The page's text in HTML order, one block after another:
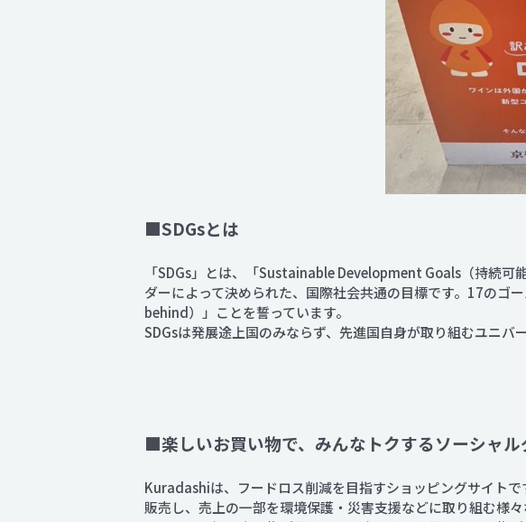
■SDGsとは
「SDGs」とは、「Sustainable Development Goals（持続
ダーによって決められた、国際社会共通の目標です。17のゴ
behind）」ことを誓っています。
SDGsは発展途上国のみならず、先進国自身が取り組むユニバ
■楽しいお買い物で、みんなトクするソーシャ
Kuradashiは、フードロス削減を目指すショッピングサイト
販売し、売上の一部を環境保護・災害支援などに取り組む様